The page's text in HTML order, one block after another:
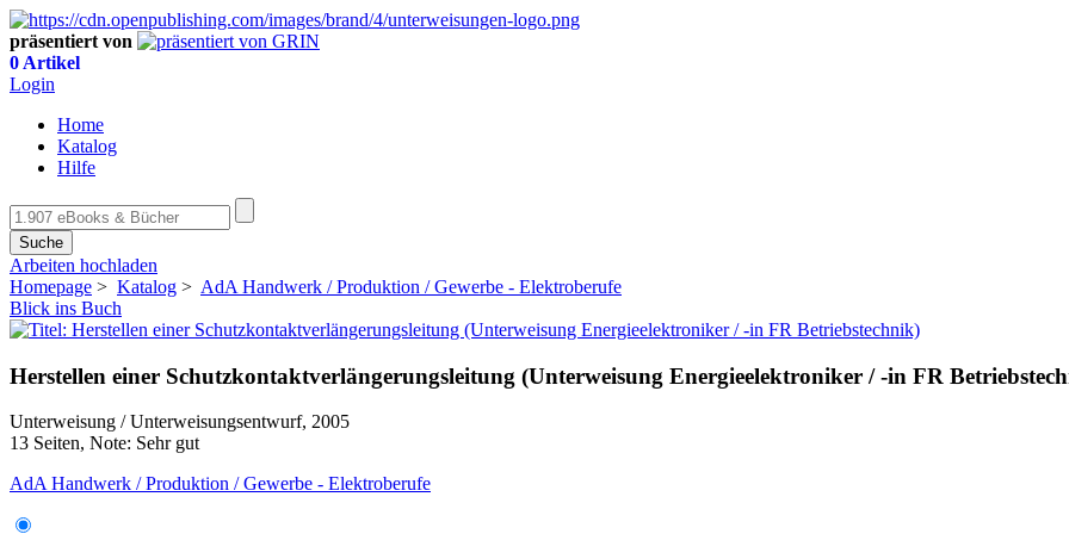
präsentiert von
0 Artikel
Login
Home
Katalog
Hilfe
Suche
Arbeiten hochladen
Homepage > Katalog > AdA Handwerk / Produktion / Gewerbe - Elektroberufe
Blick ins Buch
Herstellen einer Schutzkontaktverlängerungsleitung (Unterweisung Energieelektroniker / -in FR
Unterweisung / Unterweisungsentwurf, 2005
13 Seiten, Note: Sehr gut
AdA Handwerk / Produktion / Gewerbe - Elektroberufe